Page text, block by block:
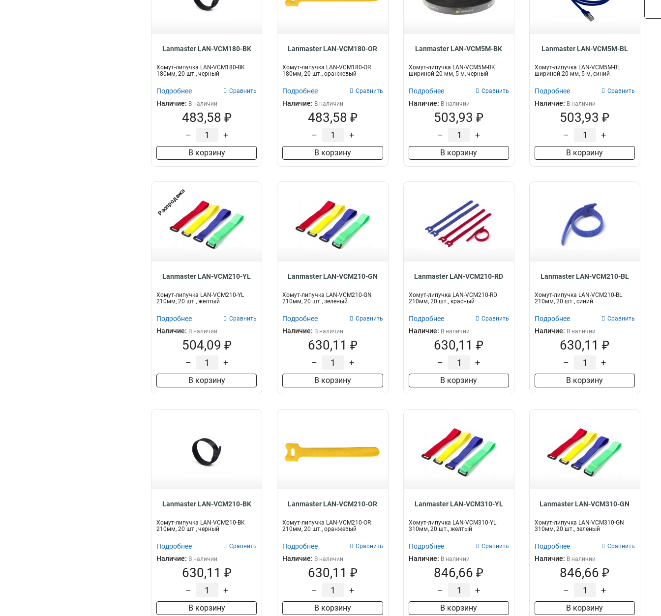
Lanmaster LAN-VCM180-BK
Хомут-липучка LAN-VCM180-BK
180мм, 20 шт., черный
Подробнее Сравнить
Наличие: В наличии
483,58 ₽
– +
В корзину
Lanmaster LAN-VCM180-OR
Хомут-липучка LAN-VCM180-OR
180мм, 20 шт., оранжевый
Подробнее Сравнить
Наличие: В наличии
483,58 ₽
– +
В корзину
Lanmaster LAN-VCM5M-BK
Хомут-липучка LAN-VCM5M-BK
шириной 20 мм, 5 м, черный
Подробнее Сравнить
Наличие: В наличии
503,93 ₽
– +
В корзину
Lanmaster LAN-VCM5M-BL
Хомут-липучка LAN-VCM5M-BL
шириной 20 мм, 5 м, синий
Подробнее Сравнить
Наличие: В наличии
503,93 ₽
– +
В корзину
Распродажа
Lanmaster LAN-VCM210-YL
Хомут-липучка LAN-VCM210-YL
210мм, 20 шт., желтый
Подробнее Сравнить
Наличие: В наличии
504,09 ₽
– +
В корзину
Lanmaster LAN-VCM210-GN
Хомут-липучка LAN-VCM210-GN
210мм, 20 шт., зеленый
Подробнее Сравнить
Наличие: В наличии
630,11 ₽
– +
В корзину
Lanmaster LAN-VCM210-RD
Хомут-липучка LAN-VCM210-RD
210мм, 20 шт., красный
Подробнее Сравнить
Наличие: В наличии
630,11 ₽
– +
В корзину
Lanmaster LAN-VCM210-BL
Хомут-липучка LAN-VCM210-BL
210мм, 20 шт., синий
Подробнее Сравнить
Наличие: В наличии
630,11 ₽
– +
В корзину
Lanmaster LAN-VCM210-BK
Хомут-липучка LAN-VCM210-BK
210мм, 20 шт., черный
Подробнее Сравнить
Наличие: В наличии
630,11 ₽
– +
В корзину
Lanmaster LAN-VCM210-OR
Хомут-липучка LAN-VCM210-OR
210мм, 20 шт., оранжевый
Подробнее Сравнить
Наличие: В наличии
630,11 ₽
– +
В корзину
Lanmaster LAN-VCM310-YL
Хомут-липучка LAN-VCM310-YL
310мм, 20 шт., желтый
Подробнее Сравнить
Наличие: В наличии
846,66 ₽
– +
В корзину
Lanmaster LAN-VCM310-GN
Хомут-липучка LAN-VCM310-GN
310мм, 20 шт., зеленый
Подробнее Сравнить
Наличие: В наличии
846,66 ₽
– +
В корзину